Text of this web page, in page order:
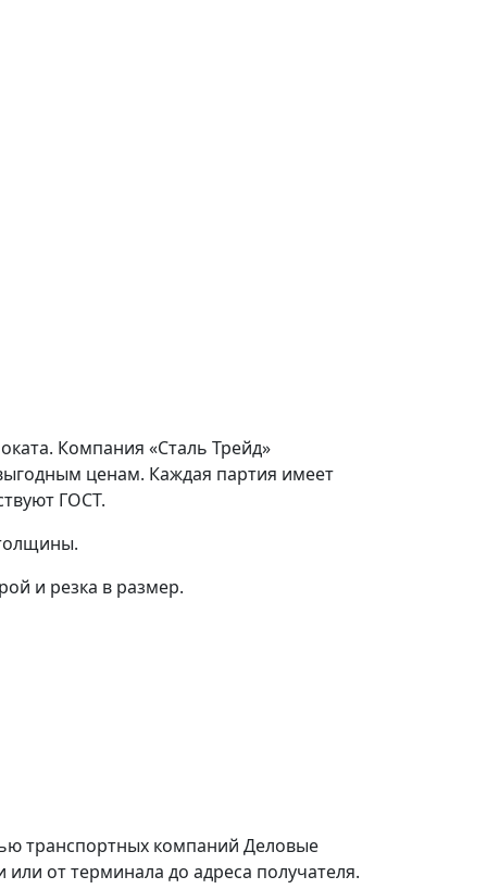
Компания «Сталь Трейд»
ценам. Каждая партия имеет
ГОСТ.
и резка в размер.
транспортных компаний Деловые
от терминала до адреса получателя.